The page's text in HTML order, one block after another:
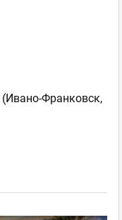
(Ивано-Франковск,